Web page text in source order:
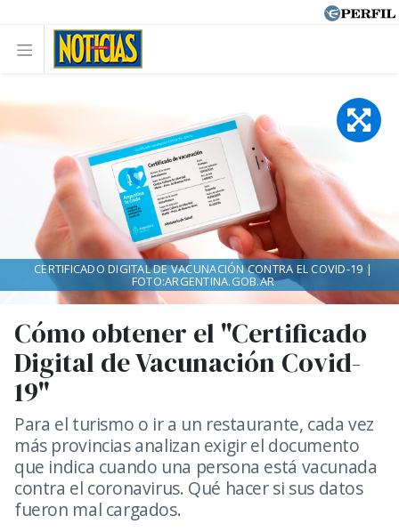
Cómo obtener el "Certificado
Digital de Vacunación Covid-
19"
Para el turismo o ir a un restaurante, cada vez
más provincias analizan exigir el documento
que indica cuando una persona está vacunada
contra el coronavirus. Qué hacer si sus datos
fueron mal cargados.
CERTIFICADO DIGITAL DE VACUNACIÓN CONTRA EL COVID-19 |
FOTO:ARGENTINA.GOB.AR